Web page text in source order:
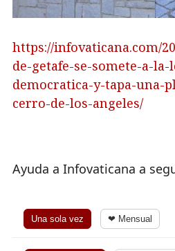
https://infovaticana.com/
de-getafe-se-somete-a-
democratica-y-tapa-una-
cerro-de-los-angeles/
Ayuda a Infovaticana a
Una sola vez ❤ Mensual